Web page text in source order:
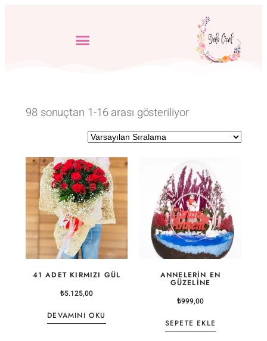
98 sonuçtan 1-16 arası gösteriliyor
41 ADET KIRMIZI GÜL
₺5.125,00
DEVAMINI OKU
ANNELERIN EN
GÜZELINE
₺999,00
SEPETE EKLE